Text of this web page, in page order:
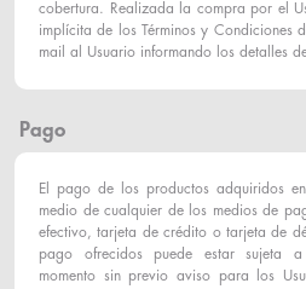
cobertura. Realizada la compra por el
implícita de los Términos y Condiciones
mail al Usuario informando los detalles
Pago
El pago de los productos adquiridos
medio de cualquier de los medios de
efectivo, tarjeta de crédito o tarjeta de
pago ofrecidos puede estar sujeta a
momento sin previo aviso para los